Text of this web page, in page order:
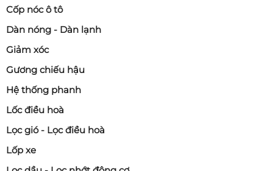
Cốp nóc ô tô
Dàn nóng - Dàn lạnh
Giảm xóc
Gương chiếu hậu
Hệ thống phanh
Lốc điều hoà
Lọc gió - Lọc điều hoà
Lốp xe